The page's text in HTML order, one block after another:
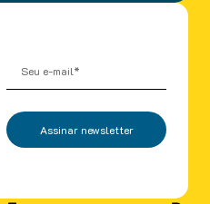
Assinar newsletter